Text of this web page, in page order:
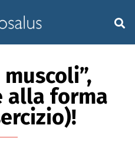
alla forma